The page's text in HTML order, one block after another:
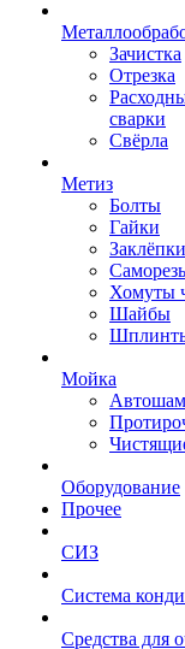
Зачистка
Отрезка
сварки
Свёрла
Метиз
Болты
Гайки
Заклёпки
Хомуты
Шайбы
Мойка
Оборудование
Прочее
СИЗ
Система
Средства для